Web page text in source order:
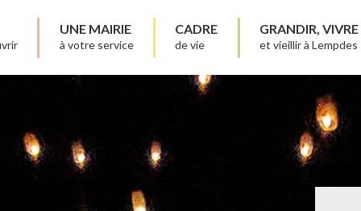
UNE MAIRIE
à votre service
CADRE
de vie
GRANDIR, VIVRE
et vieillir à Lempdes